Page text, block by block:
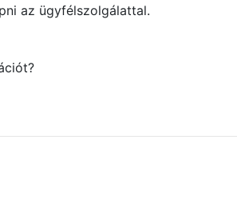
az ügyfélszolgálattal.